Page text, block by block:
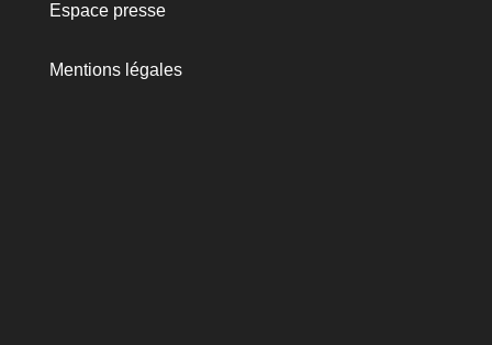
Espace presse
Mentions légales